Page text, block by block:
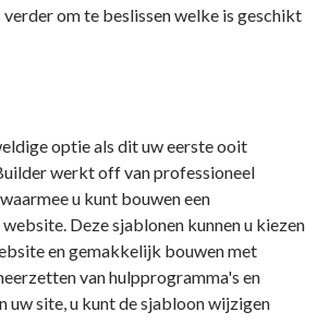
om te beslissen welke is geschikt
optie als dit uw eerste ooit
werkt off van professioneel
u kunt bouwen een
Deze sjablonen kunnen u kiezen
en gemakkelijk bouwen met
van hulpprogramma's en
uw site, u kunt de sjabloon wijzigen